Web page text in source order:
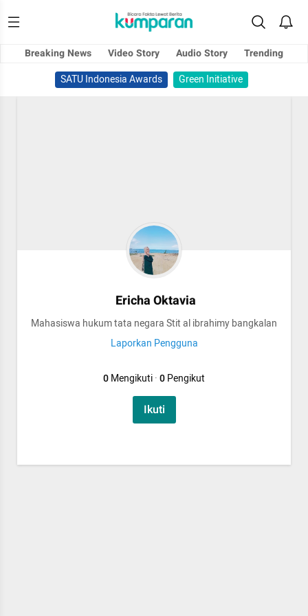
Breaking News Video Story Audio Story
Trending
SATU Indonesia Awards
Green Initiative
Ericha Oktavia
Mahasiswa hukum tata negara Stit al ibrahimy bangkalan
Laporkan Pengguna
0Mengikuti·0Pengikut
Ikuti